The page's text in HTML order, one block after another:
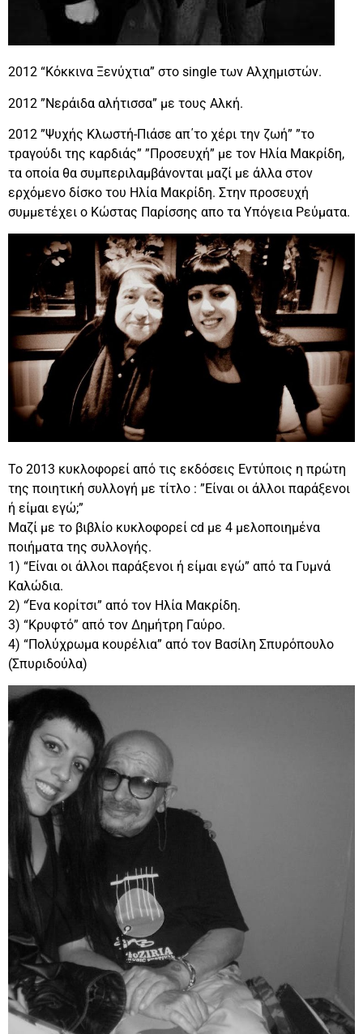
2012 “Κόκκινα Ξενύχτια” στο single των Αλχημιστών.
2012 ”Νεράιδα αλήτισσα” με τους Αλκή.
2012 ”Ψυχής Κλωστή-Πιάσε απ΄το χέρι την ζωή” ”το
τραγούδι της καρδιάς” ”Προσευχή” με τον Ηλία Μακρίδη,
τα οποία θα συμπεριλαμβάνονται μαζί με άλλα στον
ερχόμενο δίσκο του Ηλία Μακρίδη. Στην προσευχή
συμμετέχει ο Κώστας Παρίσσης απο τα Υπόγεια Ρεύματα.
Το 2013 κυκλοφορεί από τις εκδόσεις Εντύποις η πρώτη
της ποιητική συλλογή με τίτλο : ”Είναι οι άλλοι παράξενοι
ή είμαι εγώ;”
Μαζί με το βιβλίο κυκλοφορεί cd με 4 μελοποιημένα
ποιήματα της συλλογής.
1) “Είναι οι άλλοι παράξενοι ή είμαι εγώ” από τα Γυμνά
Καλώδια.
2) “Ένα κορίτσι” από τον Ηλία Μακρίδη.
3) “Κρυφτό” από τον Δημήτρη Γαύρο.
4) “Πολύχρωμα κουρέλια” από τον Βασίλη Σπυρόπουλο
(Σπυριδούλα)